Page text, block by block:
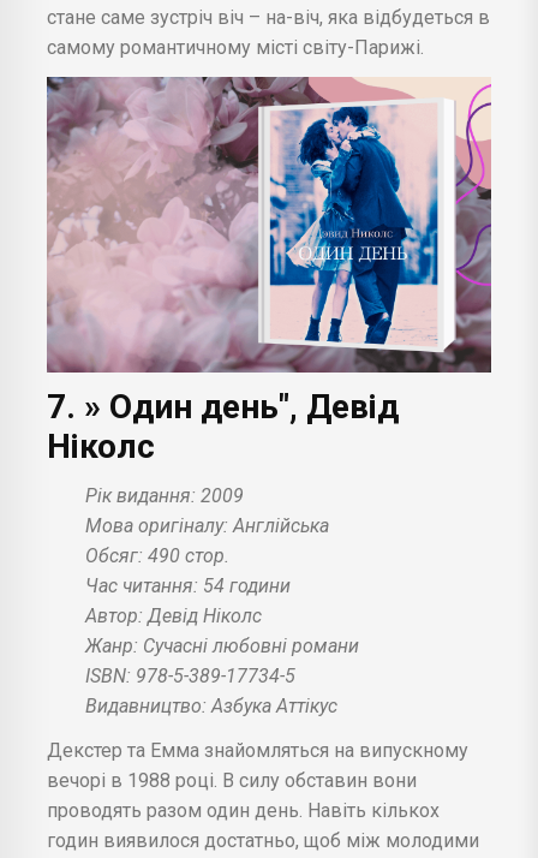
стане саме зустріч віч – на-віч, яка відбудеться в
самому романтичному місті світу-Парижі.
7. » Один день", Девід
Ніколс
Рік видання: 2009
Мова оригіналу: Англійська
Обсяг: 490 стор.
Час читання: 54 години
Автор: Девід Ніколс
Жанр: Сучасні любовні романи
ISBN: 978-5-389-17734-5
Видавництво: Азбука Аттікус
Декстер та Емма знайомляться на випускному
вечорі в 1988 році. В силу обставин вони
проводять разом один день. Навіть кількох
годин виявилося достатньо, щоб між молодими